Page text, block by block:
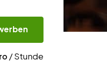
/ Stunde